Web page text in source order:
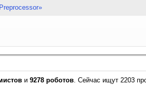
и 9278 роботов. Сейчас ищут 2203